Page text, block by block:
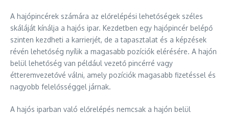
A hajópincérek számára az előrelépési lehetőségek széles
skáláját kínálja a hajós ipar. Kezdetben egy hajópincér belépő
szinten kezdheti a karrierjét, de a tapasztalat és a képzések
révén lehetőség nyílik a magasabb pozíciók elérésére. A hajón
belül lehetőség van például vezető pincérré vagy
étteremvezetővé válni, amely pozíciók magasabb fizetéssel és
nagyobb felelősséggel járnak.
A hajós iparban való előrelépés nemcsak a hajón belül